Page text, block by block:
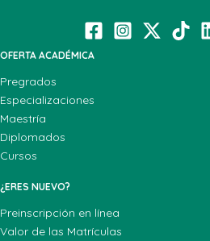
OFERTA ACADÉMICA
Pregrados
Especializaciones
Maestría
Diplomados
Cursos
¿ERES NUEVO?
Preinscripción en línea
Valor de las Matrículas